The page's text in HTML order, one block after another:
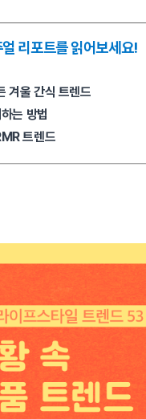
리포트를 읽어보세요!
겨울 간식 트렌드
는 방법
트렌드